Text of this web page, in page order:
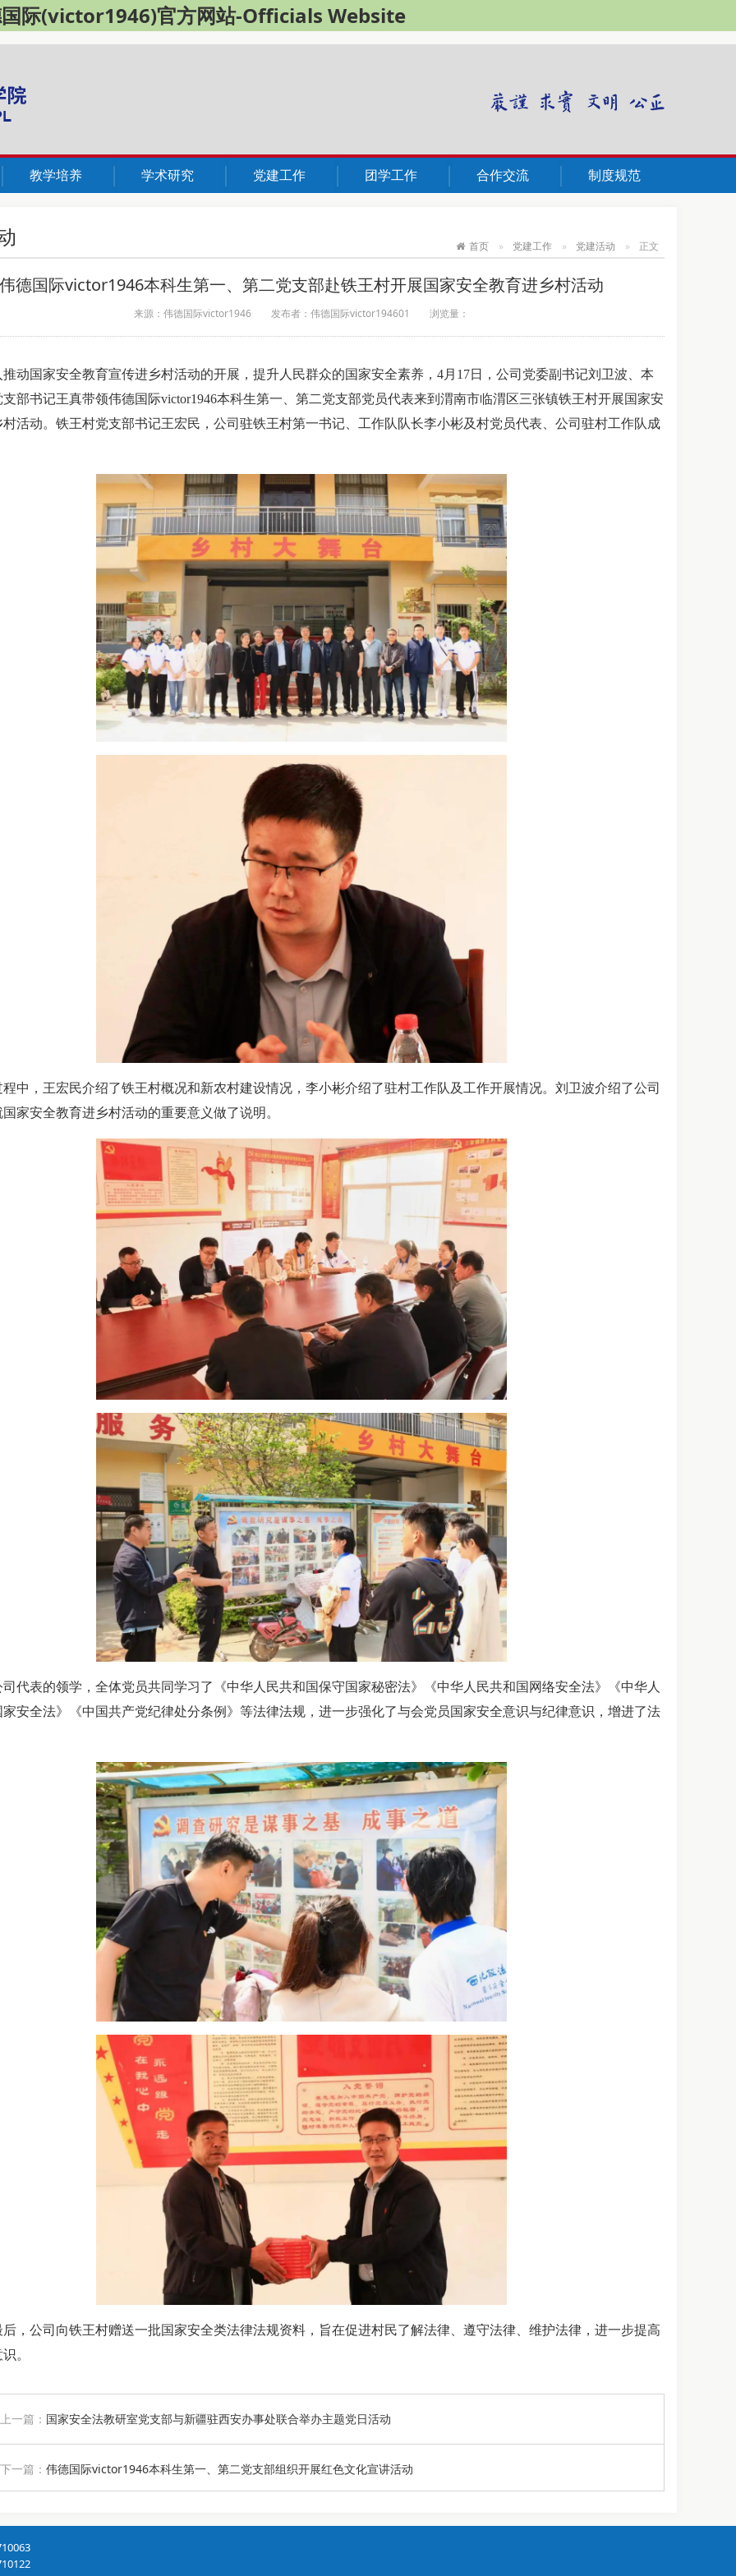
际(victor1946)官方网站-Officials Website
教学培养 学术研究 党建工作 团学工作 合作交流 制度规范
首页 党建工作 党建活动 正文
德国际victor1946本科生第一、第二党支部赴铁王村开展国家安全教育进乡村活动
来源：伟德国际victor1946 发布者：伟德国际victor194601 浏览量：
推动国家安全教育宣传进乡村活动的开展，提升人民群众的国家安全素养，4月17日，公司党委副书记刘卫波、本
部书记王真带领伟德国际victor1946本科生第一、第二党支部党员代表来到渭南市临渭区三张镇铁王村开展国家安
活动。铁王村党支部书记王宏民，公司驻铁王村第一书记、工作队队长李小彬及村党员代表、公司驻村工作队成
程中，王宏民介绍了铁王村概况和新农村建设情况，李小彬介绍了驻村工作队及工作开展情况。刘卫波介绍了公司
家安全教育进乡村活动的重要意义做了说明。
司代表的领学，全体党员共同学习了《中华人民共和国保守国家秘密法》《中华人民共和国网络安全法》《中华人
安全法》《中国共产党纪律处分条例》等法律法规，进一步强化了与会党员国家安全意识与纪律意识，增进了法
后，公司向铁王村赠送一批国家安全类法律法规资料，旨在促进村民了解法律、遵守法律、维护法律，进一步提高
。
上一篇： 国家安全法教研室党支部与新疆驻西安办事处联合举办主题党日活动
下一篇： 伟德国际victor1946本科生第一、第二党支部组织开展红色文化宣讲活动